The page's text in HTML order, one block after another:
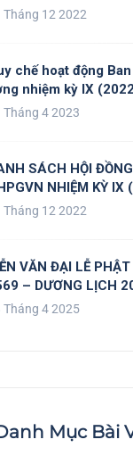
Tháng 12 2022
chế hoạt động
nhiệm kỳ IX
Tháng 4 2023
SÁCH HỘI
NHIỆM KỲ
Tháng 12 2022
VĂN ĐẠI LỄ
– DƯƠNG LỊCH
Tháng 4 2025
Mục Bài